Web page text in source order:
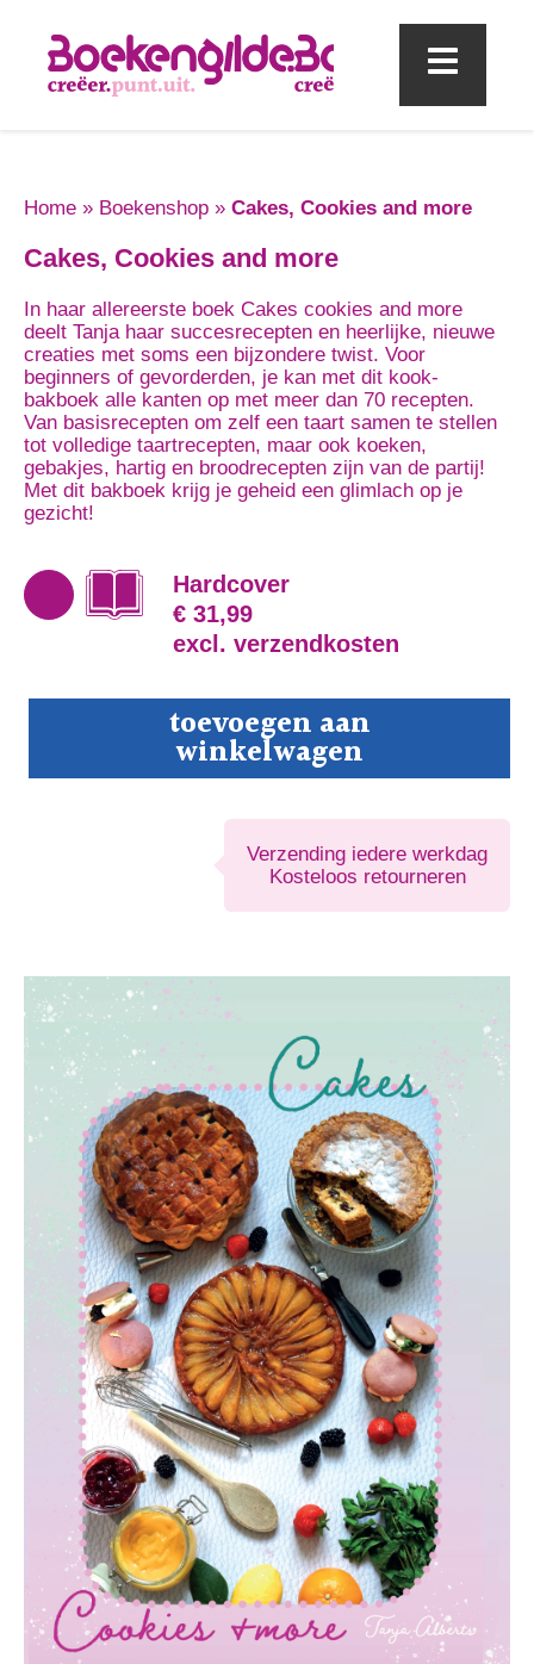
Home » Boekenshop » Cakes, Cookies and more
Cakes, Cookies and more
In haar allereerste boek Cakes cookies and more
deelt Tanja haar succesrecepten en heerlijke, nieuwe
creaties met soms een bijzondere twist. Voor
beginners of gevorderden, je kan met dit kook-
bakboek alle kanten op met meer dan 70 recepten.
Van basisrecepten om zelf een taart samen te stellen
tot volledige taartrecepten, maar ook koeken,
gebakjes, hartig en broodrecepten zijn van de partij!
Met dit bakboek krijg je geheid een glimlach op je
gezicht!
Hardcover
€ 31,99
excl. verzendkosten
more
toevoegen aan
winkelwagen
Verzending iedere werkdag
Kosteloos retourneren